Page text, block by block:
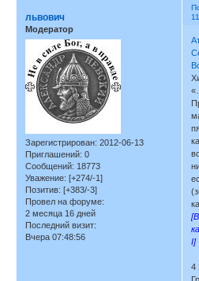
львович
Модератор
Зарегистрирован: 2012-06-13
Приглашений: 0
Сообщений: 18773
Уважение: [+274/-1]
Позитив: [+383/-3]
Провел на форуме:
2 месяца 16 дней
Последний визит:
Вчера 07:48:56
I]
4